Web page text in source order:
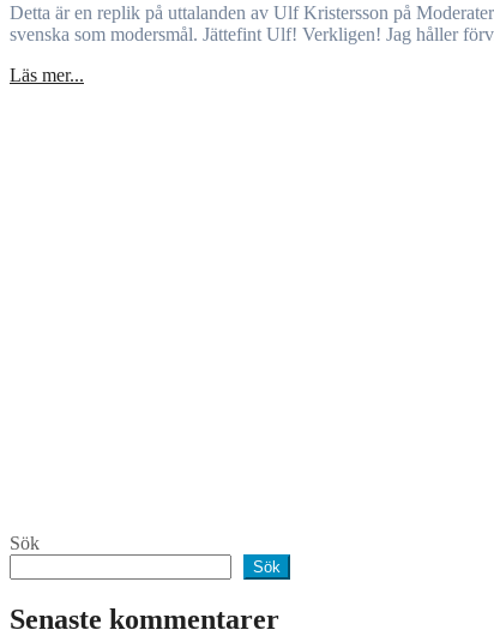
Detta är en replik på uttalanden av Ulf Kristersson på Moderaternas partistämma. Läs mer här! Käre Ulf! Du säger att du vill göra obligatorisk förskola för de treåringar som bor i utsatta områden och som inte har
svenska som modersmål. Jättefint Ulf! Verkligen! Jag håller
Läs mer...
Sök
Sök
Senaste kommentarer